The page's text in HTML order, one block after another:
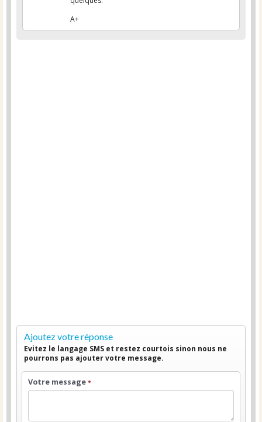
A+
Ajoutez votre réponse
Evitez le langage SMS et restez courtois sinon nous ne
pourrons pas ajouter votre message.
Votre message •